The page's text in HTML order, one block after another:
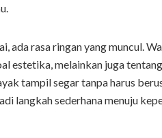
ada rasa ringan yang muncul.
estetika, melainkan juga
tampil segar tanpa harus
langkah sederhana menuju